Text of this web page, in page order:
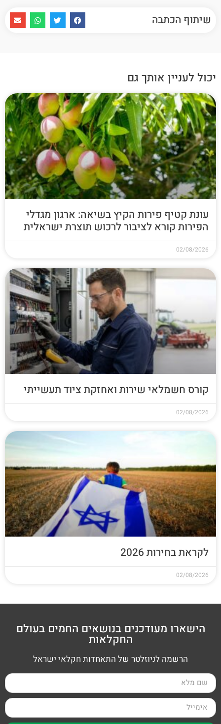
שיתוף הכתבה
יכול לעניין אותך גם
עונת קטיף פירות הקיץ בשיאה: ארגון מגדלי
הפירות קורא לציבור לרכוש תוצרת ישראלית
02/08/2026
קורס חשמלאי שירות ואחזקת ציוד תעשייתי
02/08/2026
לקראת בחירות 2026
02/08/2026
הישארו מעודכנים בנושאים החמים בעולם
החקלאות
הרשמה לניוזלטר של התאחדות חקלאי ישראל